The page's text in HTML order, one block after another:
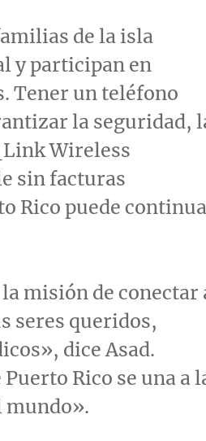
de la isla
y participan en
Tener un teléfono
la seguridad,
Wireless
sin facturas
Rico puede
misión de conectar
seres queridos,
dice Asad.
Puerto Rico se una a
mundo».